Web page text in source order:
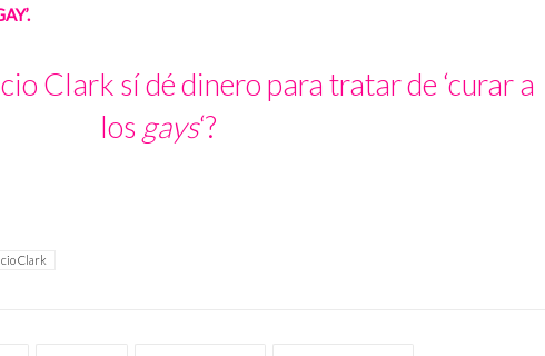
Clark sí dé dinero para tratar de ‘curar a
los gays‘?
Clark